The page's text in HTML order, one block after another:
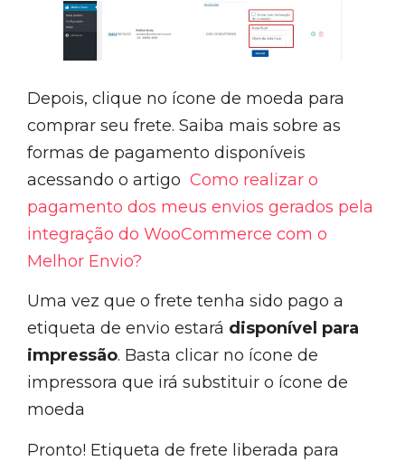
Depois, clique no ícone de moeda para
comprar seu frete. Saiba mais sobre as
formas de pagamento disponíveis
acessando o artigo Como realizar o
pagamento dos meus envios gerados pela
integração do WooCommerce com o
Melhor Envio?
Uma vez que o frete tenha sido pago a
etiqueta de envio estará disponível para
impressão. Basta clicar no ícone de
impressora que irá substituir o ícone de
moeda
Pronto! Etiqueta de frete liberada para